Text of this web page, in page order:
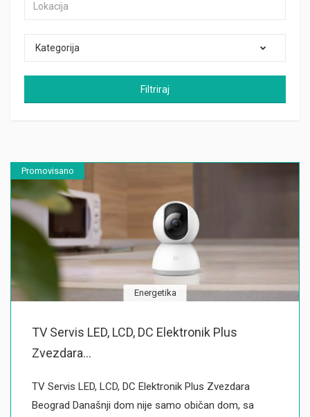
Kategorija
Filtriraj
Promovisano
Energetika
TV Servis LED, LCD, DC Elektronik Plus
Zvezdara...
TV Servis LED, LCD, DC Elektronik Plus Zvezdara
Beograd Današnji dom nije samo običan dom, sa